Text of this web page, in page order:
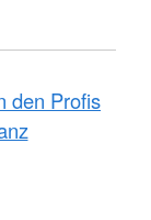
den Profis